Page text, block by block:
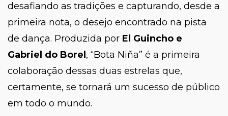
desafiando as tradições e capturando, desde a
primeira nota, o desejo encontrado na pista
de dança. Produzida por El Guincho e
Gabriel do Borel , “Bota Niña” é a primeira
colaboração dessas duas estrelas que,
certamente, se tornará um sucesso de público
em todo o mundo.